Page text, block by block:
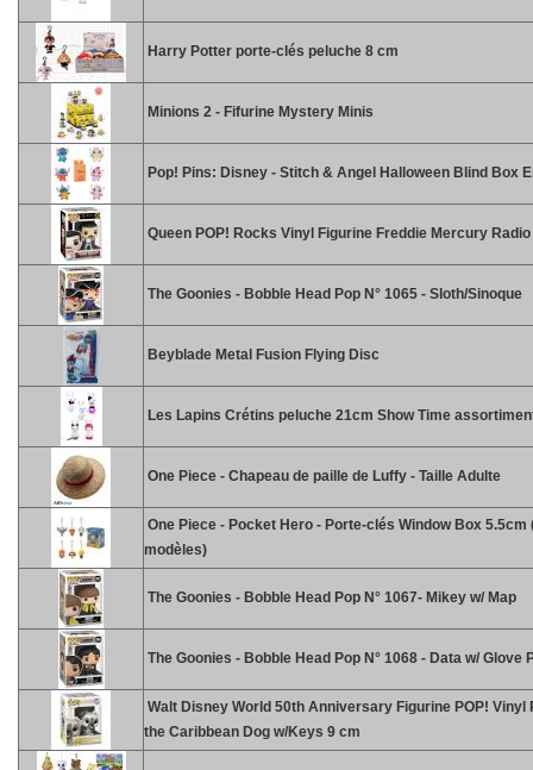
Harry Potter porte-clés peluche 8 cm
Minions 2 - Fifurine Mystery Minis
Pop! Pins: Disney - Stitch & Angel Halloween Blind Box
Queen POP! Rocks Vinyl Figurine Freddie Mercury
The Goonies - Bobble Head Pop N° 1065 - Sloth/Sinoque
Beyblade Metal Fusion Flying Disc
Les Lapins Crétins peluche 21cm Show Time
One Piece - Chapeau de paille de Luffy - Taille Adulte
One Piece - Pocket Hero - Porte-clés Window Box
modèles)
The Goonies - Bobble Head Pop N° 1067- Mikey w/ Map
The Goonies - Bobble Head Pop N° 1068 - Data w/ Glove
Walt Disney World 50th Anniversary Figurine POP! Vinyl
the Caribbean Dog w/Keys 9 cm